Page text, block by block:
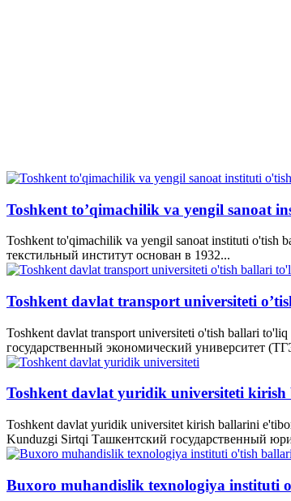
Toshkent to’qimachilik va yengil sanoat
Toshkent to'qimachilik va yengil sanoat instituti
текстильный институт основан в 1932...
Toshkent davlat transport universiteti
Toshkent davlat transport universiteti o'tish ballari
государственный экономический университет
Toshkent davlat yuridik universiteti kirish
Toshkent davlat yuridik universitet kirish ballarini
Kunduzgi Sirtqi Ташкентский государственный
Buxoro muhandislik texnologiya instituti